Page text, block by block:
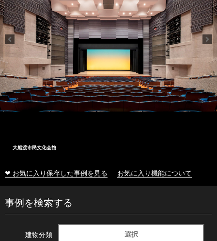
大船渡市民文化会館
❤ お気に入り保存した事例を見る お気に入り機能について
事例を検索する
建物分類 選択